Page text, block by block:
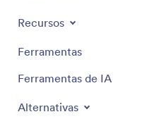
Recursos
Ferramentas
Ferramentas de IA
Alternativas